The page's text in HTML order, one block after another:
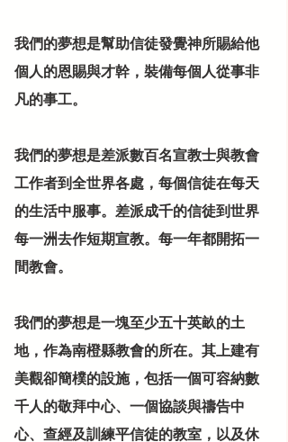
我們的夢想是幫助信徒發覺神所賜給他
個人的恩賜與才幹，裝備每個人從事非
凡的事工。
我們的夢想是差派數百名宣教士與教會
工作者到全世界各處，每個信徒在每天
的生活中服事。差派成千的信徒到世界
每一洲去作短期宣教。每一年都開拓一
間教會。
我們的夢想是一塊至少五十英畝的土
地，作為南橙縣教會的所在。其上建有
美觀卻簡樸的設施，包括一個可容納數
千人的敬拜中心、一個協談與禱告中
心、查經及訓練平信徒的教室，以及休